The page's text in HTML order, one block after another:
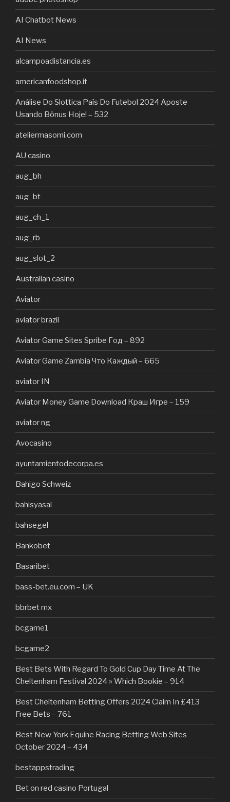
AI Chatbot News
AI News
alcampoadistancia.es
americanfoodshop.it
Análise Do Slottica País Do Futebol 2024 Aposte
Usando Bônus Hoje! – 532
ateliermasomi.com
AU casino
aug_bh
aug_bt
aug_ch_1
aug_rb
aug_slot_2
Australian casino
Aviator
aviator brazil
Aviator Game Sites Spribe Год – 892
Aviator Game Zambia Что Каждый – 665
aviator IN
Aviator Money Game Download Краш Игре – 159
aviator ng
Avocasino
ayuntamientodecorpa.es
Bahigo Schweiz
bahisyasal
bahsegel
Bankobet
Basaribet
bass-bet.eu.com – UK
bbrbet mx
bcgame1
bcgame2
Best Bets With Regard To Gold Cup Day Time At The
Cheltenham Festival 2024 » Which Bookie – 914
Best Cheltenham Betting Offers 2024 Claim In £413
Free Bets – 761
Best New York Equine Racing Betting Web Sites
October 2024 – 434
bestappstrading
Bet on red casino Portugal